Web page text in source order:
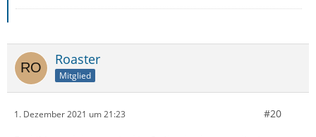
Roaster
Mitglied
1. Dezember 2021 um 21:23 #20